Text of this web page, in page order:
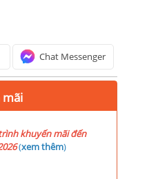
Chat Messenger
mãi
khuyến mãi đến
(xem thêm)